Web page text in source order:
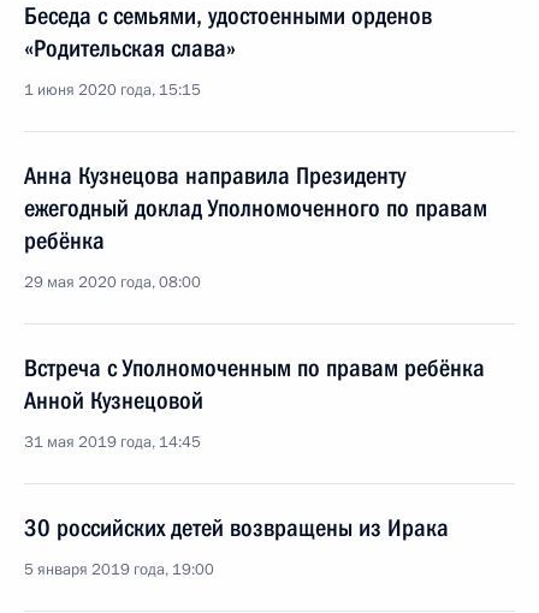
Беседа с семьями, удостоенными орденов
«Родительская слава»
1 июня 2020 года, 15:15
Анна Кузнецова направила Президенту
ежегодный доклад Уполномоченного по правам
ребёнка
29 мая 2020 года, 08:00
Встреча с Уполномоченным по правам ребёнка
Анной Кузнецовой
31 мая 2019 года, 14:45
30 российских детей возвращены из Ирака
5 января 2019 года, 19:00